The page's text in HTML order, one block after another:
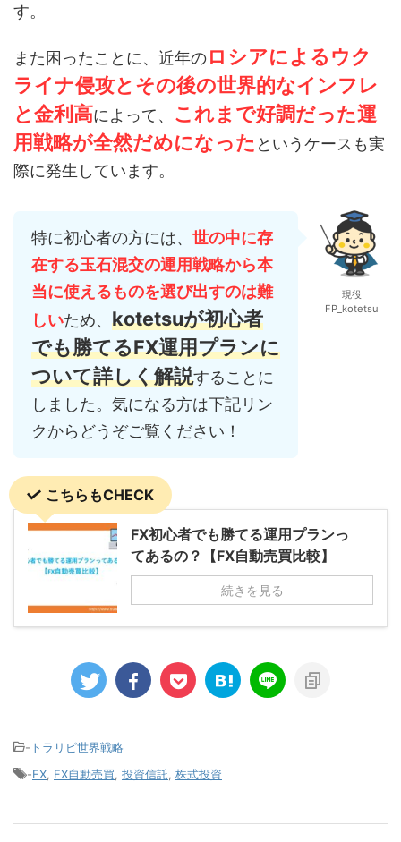
す。
また困ったことに、近年のロシアによるウク
ライナ侵攻とその後の世界的なインフレ
と金利高によって、 これまで好調だった運
用戦略が全然だめになった というケースも実
際に発生しています。
特に初心者の方には、 世の中に存
在する玉石混交の運用戦略から本
当に使えるものを選び出すのは難
しいため、 kotetsuが初心者
でも勝てるFX運用プランに
ついて詳しく解説することに
しました。気になる方は下記リン
クからどうぞご覧ください！
現役
FP_kotetsu
こちらもCHECK
FX初心者でも勝てる運用プランっ
てあるの？【FX自動売買比較】
続きを見る
- トラリピ世界戦略
-FX FX自動売買 投資信託 株式投資